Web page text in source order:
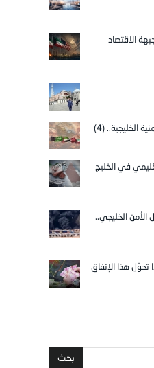
الاقتصاد
الخليجية.. (4)
في الخليج
الأمن الخليجي..
تحوّل هذا الإنفاق